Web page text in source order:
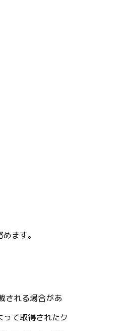
ます。
される場合があ
て取得されたク